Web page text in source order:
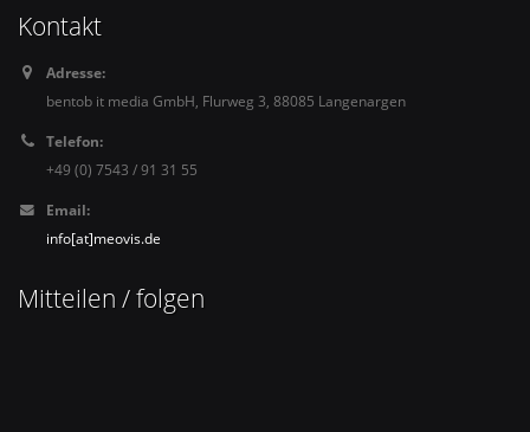
Kontakt
Adresse:
bentob it media GmbH, Flurweg 3, 88085 Langenargen
Telefon:
+49 (0) 7543 / 91 31 55
Email:
info[at]meovis.de
Mitteilen / folgen